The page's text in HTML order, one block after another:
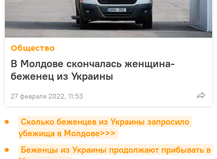
Общество
В Молдове скончалась женщина-
беженец из Украины
27 февраля 2022, 11:53
Сколько беженцев из Украины запросило
убежища в Молдове>>>
Беженцы из Украины продолжают прибывать в